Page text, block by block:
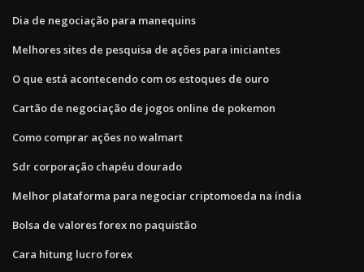
Dia de negociação para manequins
Melhores sites de pesquisa de ações para iniciantes
O que está acontecendo com os estoques de ouro
Cartão de negociação de jogos online de pokemon
Como comprar ações no walmart
Sdr corporação chapéu dourado
Melhor plataforma para negociar criptomoeda na índia
Bolsa de valores forex no paquistão
Cara hitung lucro forex